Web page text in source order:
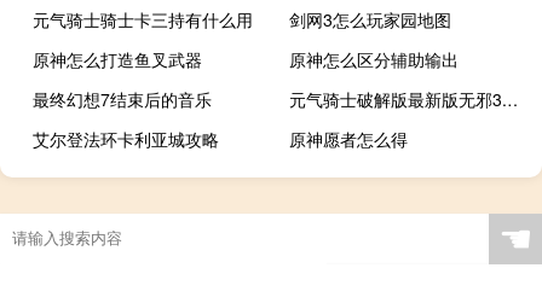
元气骑士骑士卡三持有什么用
剑网3怎么玩家园地图
原神怎么打造鱼叉武器
原神怎么区分辅助输出
最终幻想7结束后的音乐
元气骑士破解版最新版无邪3.1.11
艾尔登法环卡利亚城攻略
原神愿者怎么得
☚